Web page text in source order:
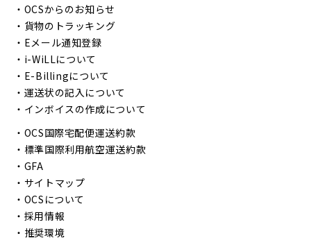
・ OCSからのお知らせ
・ 貨物のトラッキング
・ Eメール通知登録
・ i-WiLLについて
・ E-Billingについて
・ 運送状の記入について
・ インボイスの作成について
・ OCS国際宅配便運送約款
・ 標準国際利用航空運送約款
・ GFA
・ サイトマップ
・ OCSについて
・ 採用情報
・ 推奨環境